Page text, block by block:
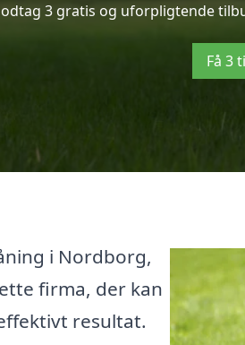
3 gratis og uforpligtende
Få 3
i Nordborg,
firma, der kan
resultat.